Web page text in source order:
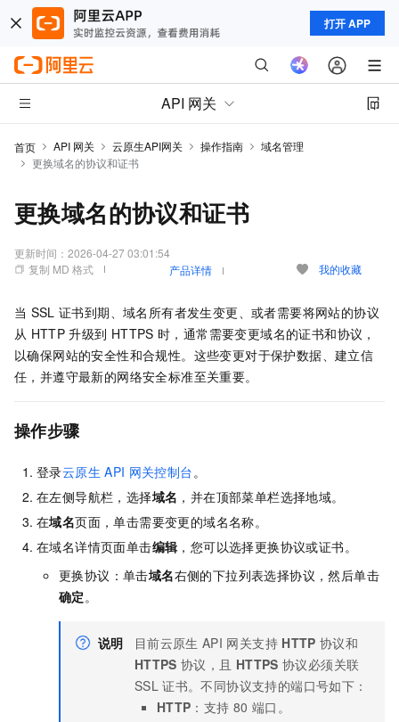
打开 APP
API 网关
首页 API 网关 云原生API网关 操作指南
域名管理
更换域名的协议和证书
更换域名的协议和证书
更新时间： 2026-04-27 03:01:54
复制 MD 格式
产品详情 我的收藏
当 SSL 证书到期、域名所有者发生变更、或者需要将网站的协议
从 HTTP 升级到 HTTPS 时，通常需要变更域名的证书和协议，
以确保网站的安全性和合规性。这些变更对于保护数据、建立信
任，并遵守最新的网络安全标准至关重要。
操作步骤
登录云原生 API 网关控制台。
在左侧导航栏，选择域名 ，并在顶部菜单栏选择地域。
在域名页面，单击需要变更的域名名称。
在域名详情页面单击编辑 ，您可以选择更换协议或证书。
更换协议：单击域名右侧的下拉列表选择协议，然后单击
确定。
说明 目前云原生 API 网关支持 HTTP 协议和
HTTPS 协议，且 HTTPS 协议必须关联
SSL 证书。不同协议支持的端口号如下：
HTTP ：支持 80 端口。